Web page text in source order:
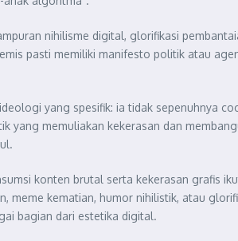
nihilisme digital, glorifikasi
pasti memiliki manifesto politik atau
yang spesifik: ia tidak sepenuhnya
yang memuliakan kekerasan dan
konten brutal serta kekerasan grafis
meme kematian, humor nihilistik, atau
bagian dari estetika digital.